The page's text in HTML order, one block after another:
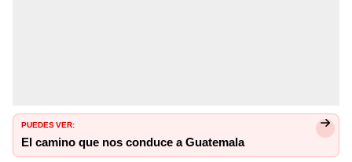
PUEDES VER:
El camino que nos conduce a Guatemala